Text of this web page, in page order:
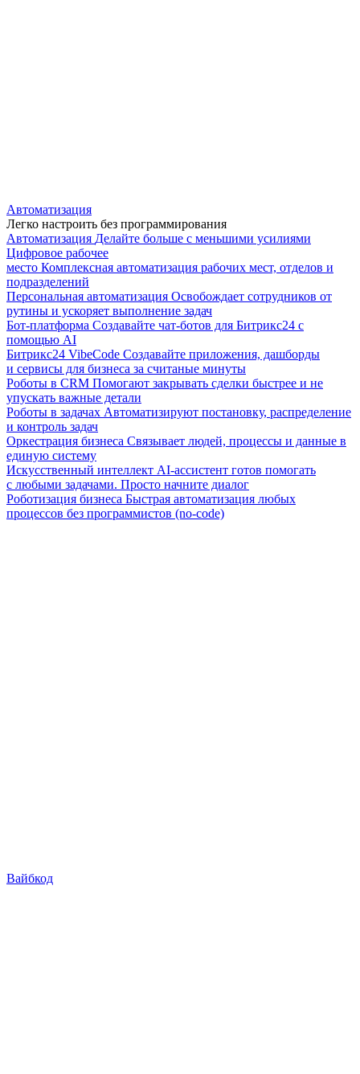
Автоматизация
Легко настроить без программирования
Автоматизация Делайте больше с меньшими усилиями
Цифровое рабочее
место Комплексная автоматизация рабочих мест, отделов и
подразделений
Персональная автоматизация Освобождает сотрудников от
рутины и ускоряет выполнение задач
Бот-платформа Создавайте чат-ботов для Битрикс24 с
помощью AI
Битрикс24 VibeCode Создавайте приложения, дашборды
и сервисы для бизнеса за считаные минуты
Роботы в CRM Помогают закрывать сделки быстрее и не
упускать важные детали
Роботы в задачах Автоматизируют постановку, распределение
и контроль задач
Оркестрация бизнеса Связывает людей, процессы и данные в
единую систему
Искусственный интеллект AI-ассистент готов помогать
с любыми задачами. Просто начните диалог
Роботизация бизнеса Быстрая автоматизация любых
процессов без программистов (no-code)
Вайбкод